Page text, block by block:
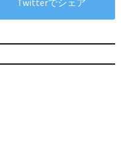
Twitterでシェア